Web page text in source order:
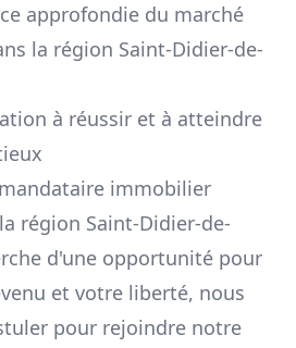
approfondie du marché
la région Saint-Didier-de-
à réussir et à atteindre
immobilier
région Saint-Didier-de-
d'une opportunité pour
et votre liberté, nous
pour rejoindre notre